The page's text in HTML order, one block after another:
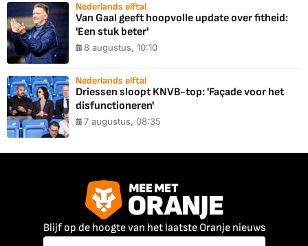
Nederlands elftal
Van Gaal geeft hoopvolle update over fitheid:
'Een stuk beter'
8 augustus, 10:10
Nederlands elftal
Driessen sloopt KNVB-top: 'Façade voor het
disfunctioneren'
7 augustus, 08:35
Blijf op de hoogte van het laatste Oranje nieuws